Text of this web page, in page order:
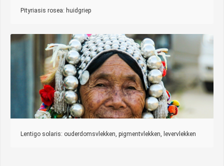
Pityriasis rosea: huidgriep
Lentigo solaris: ouderdomsvlekken, pigmentvlekken, levervlekken